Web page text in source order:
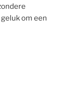
om een